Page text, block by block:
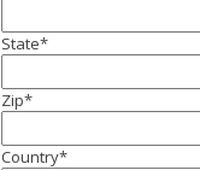
State*
Zip*
Country*